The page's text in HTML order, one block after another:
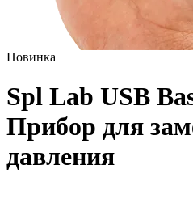
Новинка
Spl Lab USB
Прибор для
давления